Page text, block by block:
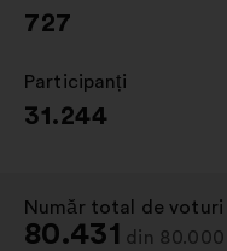
727
Participanți
:
31.244
Număr total de voturi
:
80.431 din 80.000